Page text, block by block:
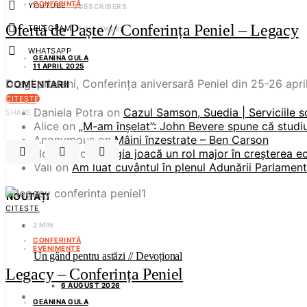
YOUTUBE SUBSCRIBERS
TELEGRAM FOLLOWERS
WHATSAPP
COMENTARII
Daniela Potra on Cazul Samson, Suedia | Serviciile
Alice on „M-am înșelat”: John Bevere spune că
Anonymous on Mâini înzestrate – Ben Carson
Noname
on
Religia joacă un rol major în creșterea
Vali on Am luat cuvântul în plenul Adunării
NOUTĂȚI
Un gând pentru astăzi // Devoțional
6 AUGUST 2026
CONFERINTĂ
Ofertă de Paște // Conferința Peniel – Legacy
GEANINA GULA
11 APRIL 2025
Dragi prieteni, Conferința aniversară Peniel din 25-26
CITEȘTE
SHARE
CITEȘTE
2 MIN
CONFERINTĂ
EVENIMENTE
Legacy – Conferința Peniel
GEANINA GULA